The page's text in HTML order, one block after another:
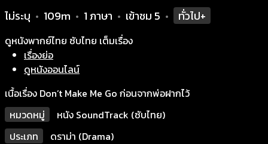
ไม่ระบุ • 109m • 1 ภาษา • เข้าชม 5 • ทั่วไป+
ดูหนังพากย์ไทย ซับไทย เต็มเรื่อง
เรื่องย่อ
ดูหนังออนไลน์
เนื้อเรื่อง Don’t Make Me Go ก่อนจากพ่อฝากไว้
หมวดหมู่
หนัง SoundTrack (ซับไทย)
ประเภท
ดราม่า (Drama)